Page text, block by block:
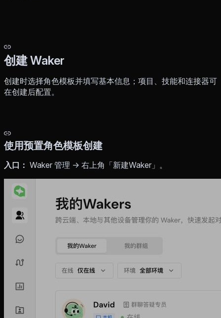
创建 Waker
创建时选择角色模板并填写基本信息；项目、技能和连接器可
在创建后配置。
使用预置角色模板创建
入口： Waker 管理 → 右上角「新建Waker」。